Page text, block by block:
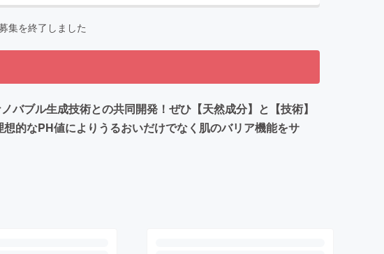
集を終了しました
ブル生成技術との共同開発！ぜひ【天然成分】と【技術】
的なPH値によりうるおいだけでなく肌のバリア機能をサ